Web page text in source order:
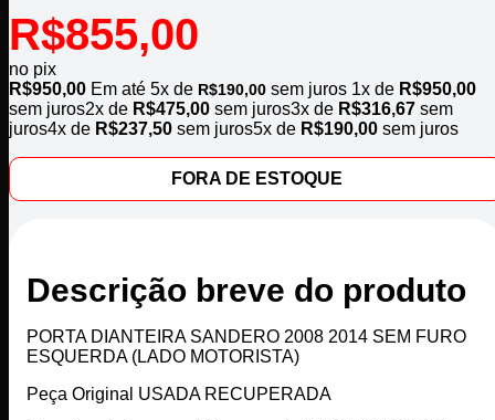
R$855,00
no pix
R$950,00 Em até 5x de R$190,00 sem juros 1x de R$950,00
sem juros2x de R$475,00 sem juros3x de R$316,67 sem
juros4x de R$237,50 sem juros5x de R$190,00 sem juros
FORA DE ESTOQUE
Descrição breve do produto
PORTA DIANTEIRA SANDERO 2008 2014 SEM FURO
ESQUERDA (LADO MOTORISTA)
Peça Original USADA RECUPERADA